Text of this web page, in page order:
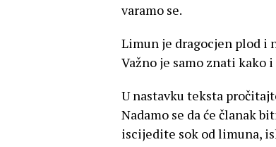
varamo se.
Limun je dragocjen plod i
Važno je samo znati kako
U nastavku teksta
Nadamo se da će članak
iscijedite sok od limuna,